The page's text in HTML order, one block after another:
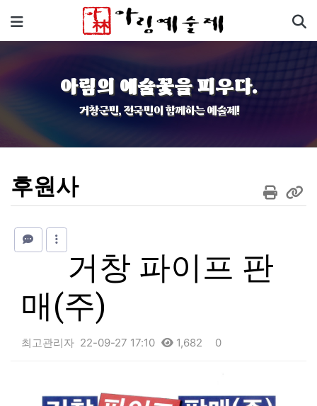
메뉴
아림의 예술꽃을 피우다.
거창군민, 전국민이 함께하는 예술제!
후원사
거창 파이프 판
매(주)
최고관리자 22-09-27 17:10 1,682 0